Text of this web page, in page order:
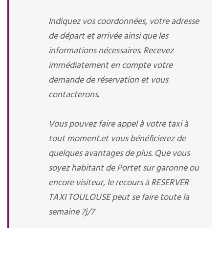
Indiquez vos coordonnées, votre adresse
de départ et arrivée ainsi que les
informations nécessaires. Recevez
immédiatement en compte votre
demande de réservation et vous
contacterons.
Vous pouvez faire appel à votre taxi à
tout moment.et vous bénéficierez de
quelques avantages de plus. Que vous
soyez habitant de Portet sur garonne ou
encore visiteur, le recours à RESERVER
TAXI TOULOUSE peut se faire toute la
semaine 7j/7